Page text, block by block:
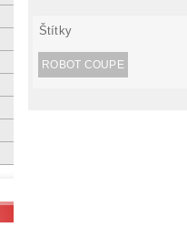
Štítky
ROBOT COUPE